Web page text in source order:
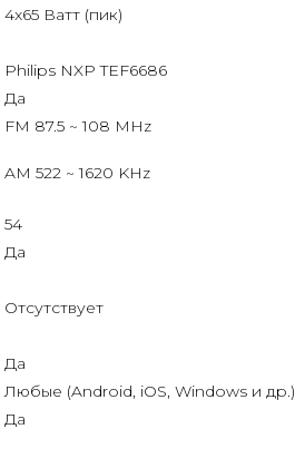
4x65 Ватт (пик)
Philips NXP TEF6686
Да
FM 87.5 ~ 108 MHz
AM 522 ~ 1620 KHz
54
Да
Отсутствует
Да
Любые (Android, iOS, Windows и др.)
Да